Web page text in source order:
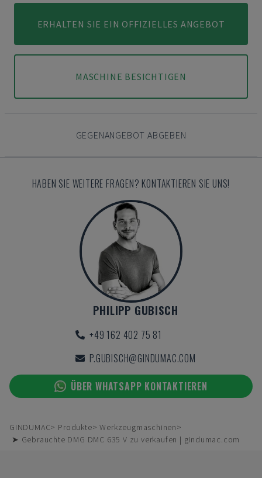
ERHALTEN SIE EIN OFFIZIELLES ANGEBOT
MASCHINE BESICHTIGEN
GEGENANGEBOT ABGEBEN
HABEN SIE WEITERE FRAGEN? KONTAKTIEREN SIE UNS!
PHILIPP GUBISCH
+49 162 402 75 81
P.GUBISCH@GINDUMAC.COM
ÜBER WHATSAPP KONTAKTIEREN
GINDUMAC Produkte
Werkzeugmaschinen
➤ Gebrauchte DMG DMC 635 V zu verkaufen | gindumac.com